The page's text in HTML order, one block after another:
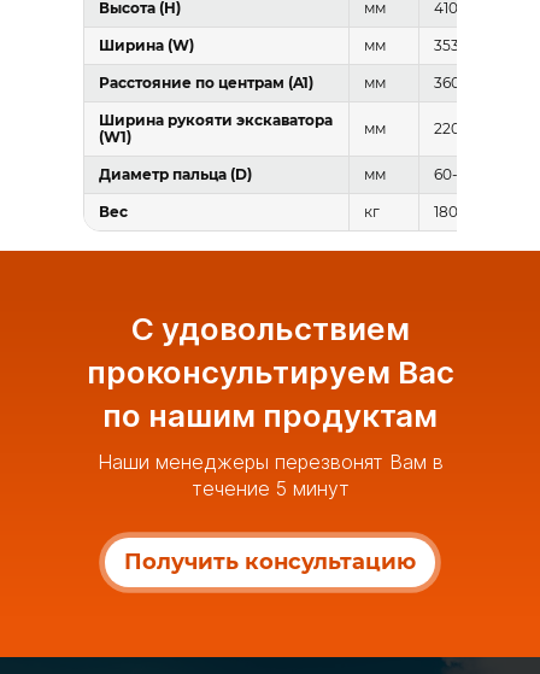
Высота (H) мм 410
Ширина (W) мм 353-436
Расстояние по центрам (A1) мм 360-420
Ширина рукояти экскаватора
(W1)
мм 220-315
Диаметр пальца (D) мм 60-65
Вес кг 180
С удовольствием
проконсультируем Вас
по нашим продуктам
Наши менеджеры перезвонят Вам в
течение 5 минут
Получить консультацию